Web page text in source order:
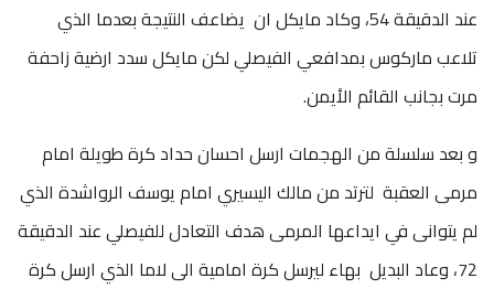
عند الدقيقة 54، وكاد مايكل ان يضاعف النتيجة بعدما الذي
تلاعب ماركوس بمدافعي الفيصلي لكن مايكل سدد ارضية زاحفة
مرت بجانب القائم الأيمن.
و بعد سلسلة من الهجمات ارسل احسان حداد كرة طويلة امام
مرمى العقبة لترتد من مالك اليسيري امام يوسف الرواشدة الذي
لم يتوانى في ايداعها المرمى هدف التعادل للفيصلي عند الدقيقة
72، وعاد البديل بهاء ليرسل كرة امامية الى لاما الذي ارسل كرة